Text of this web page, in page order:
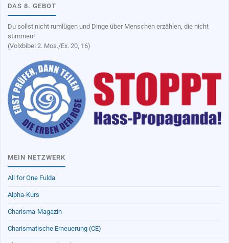
DAS 8. GEBOT
Du sollst nicht rumlügen und Dinge über Menschen erzählen, die nicht
stimmen!
(Volxbibel 2. Mos./Ex. 20, 16)
MEIN NETZWERK
All for One Fulda
Alpha-Kurs
Charisma-Magazin
Charismatische Erneuerung (CE)